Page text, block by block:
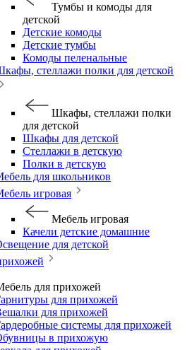
Тумбы и комоды для
детской
Детские комоды
Детские тумбы
Комоды пеленальные
стеллажи полки для детской
Шкафы, стеллажи полки
для детской
Шкафы для детской
Стеллажи в детскую
Полки в детскую
для школьников
игровая
Мебель игровая
Качели детские домашние
для детской
для прихожей
для прихожей
для прихожей
системы для прихожей
в прихожую